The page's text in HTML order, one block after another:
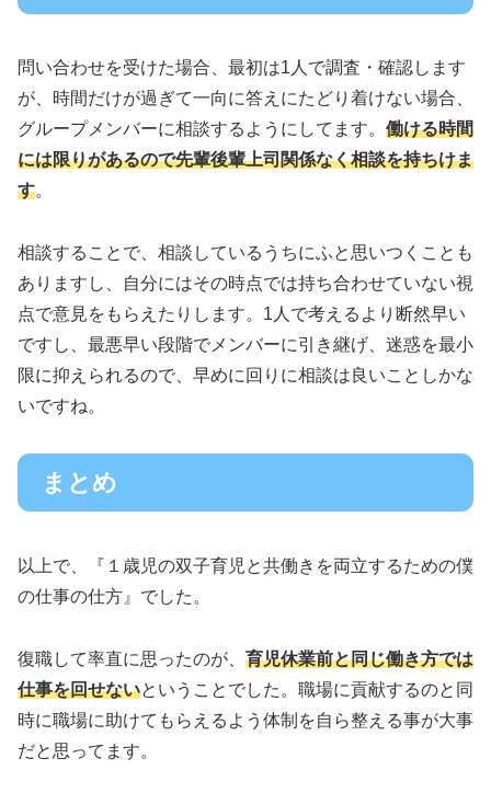
問い合わせを受けた場合、最初は1人で調査・確認します
が、時間だけが過ぎて一向に答えにたどり着けない場合、
グループメンバーに相談するようにしてます。 働ける時間
には限りがあるので先輩後輩上司関係なく相談を持ちけま
す。
相談することで、相談しているうちにふと思いつくことも
ありますし、自分にはその時点では持ち合わせていない視
点で意見をもらえたりします。1人で考えるより断然早い
ですし、最悪早い段階でメンバーに引き継げ、迷惑を最小
限に抑えられるので、早めに回りに相談は良いことしかな
いですね。
まとめ
以上で、『１歳児の双子育児と共働きを両立するための僕
の仕事の仕方』でした。
復職して率直に思ったのが、 育児休業前と同じ働き方では
仕事を回せないということでした。職場に貢献するのと同
時に職場に助けてもらえるよう体制を自ら整える事が大事
だと思ってます。